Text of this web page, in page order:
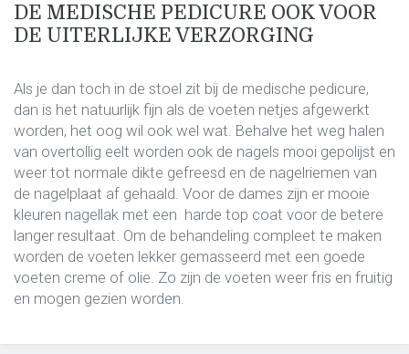
DE MEDISCHE PEDICURE OOK VOOR
DE UITERLIJKE VERZORGING
Als je dan toch in de stoel zit bij de medische pedicure,
dan is het natuurlijk fijn als de voeten netjes afgewerkt
worden, het oog wil ook wel wat. Behalve het weg halen
van overtollig eelt worden ook de nagels mooi gepolijst en
weer tot normale dikte gefreesd en de nagelriemen van
de nagelplaat af gehaald. Voor de dames zijn er mooie
kleuren nagellak met een harde top coat voor de betere
langer resultaat. Om de behandeling compleet te maken
worden de voeten lekker gemasseerd met een goede
voeten creme of olie. Zo zijn de voeten weer fris en fruitig
en mogen gezien worden.